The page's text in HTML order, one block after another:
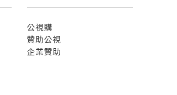
公視購
贊助公視
企業贊助